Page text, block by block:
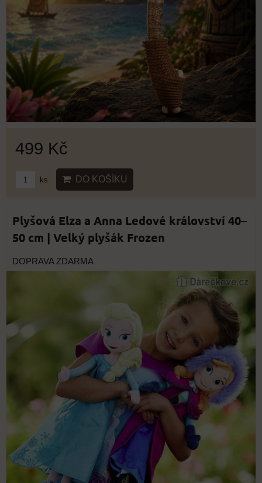
499 Kč
ks DO KOŠÍKU
Plyšová Elza a Anna Ledové království 40–
50 cm | Velký plyšák Frozen
DOPRAVA ZDARMA